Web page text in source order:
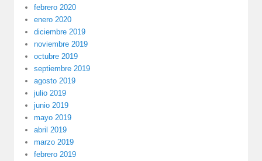
febrero 2020
enero 2020
diciembre 2019
noviembre 2019
octubre 2019
septiembre 2019
agosto 2019
julio 2019
junio 2019
mayo 2019
abril 2019
marzo 2019
febrero 2019